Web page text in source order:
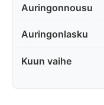
Auringonnousu
Auringonlasku
Kuun vaihe